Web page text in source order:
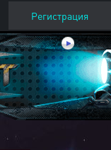
Регистрация